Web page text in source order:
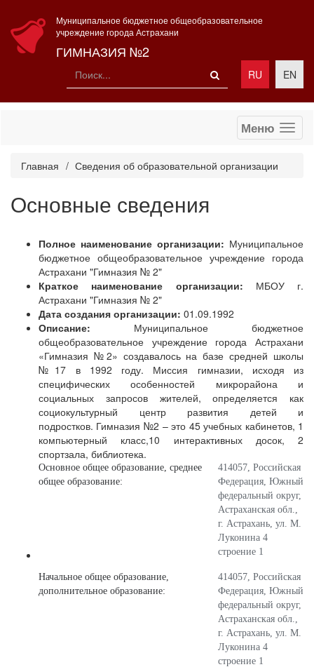
Муниципальное бюджетное общеобразовательное
учреждение города Астрахани
ГИМНАЗИЯ №2
RU EN
Меню
Главная Сведения об образовательной организации
Основные сведения
Полное наименование организации: Муниципальное
бюджетное общеобразовательное учреждение города
Астрахани "Гимназия № 2"
Краткое наименование организации: МБОУ г.
Астрахани "Гимназия № 2"
Дата создания организации: 01.09.1992
Описание: Муниципальное бюджетное
общеобразовательное учреждение города Астрахани
«Гимназия №2» создавалось на базе средней школы
№17 в 1992 году. Миссия гимназии, исходя из
специфических особенностей микрорайона и
социальных запросов жителей, определяется как
социокультурный центр развития детей и
подростков. Гимназия №2 – это 45 учебных кабинетов, 1
компьютерный класс,10 интерактивных досок, 2
спортзала, библиотека.
Основное общее образование, среднее
общее образование:
414057, Российская
Федерация, Южный
федеральный округ,
Астраханская обл.,
г. Астрахань, ул. М.
Луконина 4
строение 1
Начальное общее образование,
дополнительное образование:
414057, Российская
Федерация, Южный
федеральный округ,
Астраханская обл.,
г. Астрахань, ул. М.
Луконина 4
строение 1